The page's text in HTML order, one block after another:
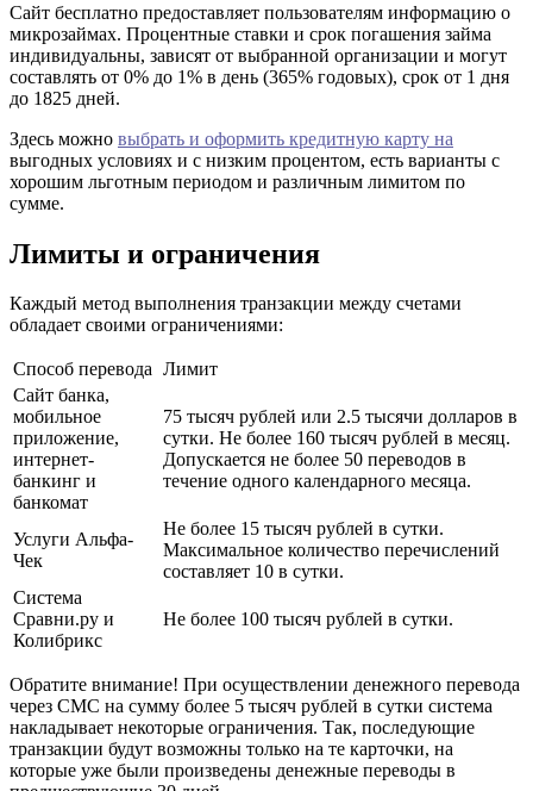
Сайт бесплатно предоставляет пользователям информацию о
микрозаймах. Процентные ставки и срок погашения займа
индивидуальны, зависят от выбранной организации и могут
составлять от 0% до 1% в день (365% годовых), срок от 1 дня
до 1825 дней.
Здесь можно выбрать и оформить кредитную карту на
выгодных условиях и с низким процентом, есть варианты с
хорошим льготным периодом и различным лимитом по
сумме.
Лимиты и ограничения
Каждый метод выполнения транзакции между счетами
обладает своими ограничениями:
Способ перевода Лимит
Сайт банка,
мобильное
приложение,
интернет-
банкинг и
банкомат
75 тысяч рублей или 2.5 тысячи долларов в
сутки. Не более 160 тысяч рублей в месяц.
Допускается не более 50 переводов в
течение одного календарного месяца.
Услуги Альфа-
Чек
Не более 15 тысяч рублей в сутки.
Максимальное количество перечислений
составляет 10 в сутки.
Система
Сравни.ру и
Колибрикс
Не более 100 тысяч рублей в сутки.
Обратите внимание! При осуществлении денежного перевода
через СМС на сумму более 5 тысяч рублей в сутки система
накладывает некоторые ограничения. Так, последующие
транзакции будут возможны только на те карточки, на
которые уже были произведены денежные переводы в